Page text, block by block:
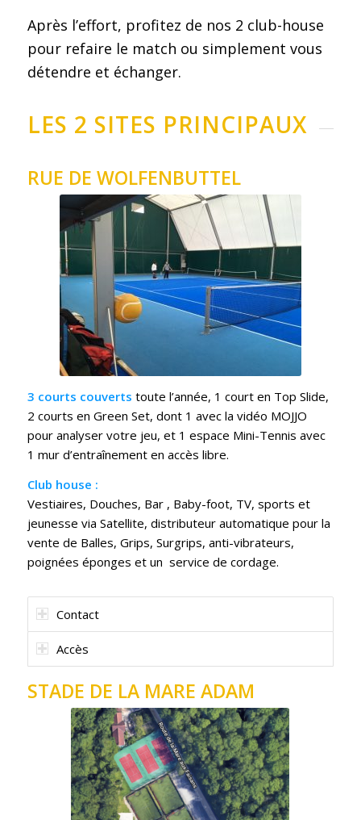
Après l’effort, profitez de nos 2 club-house
pour refaire le match ou simplement vous
détendre et échanger.
LES 2 SITES PRINCIPAUX
RUE DE WOLFENBUTTEL
3 courts couverts toute l’année, 1 court en Top Slide,
2 courts en Green Set, dont 1 avec la vidéo MOJJO
pour analyser votre jeu, et 1 espace Mini-Tennis avec
1 mur d’entraînement en accès libre.
Club house :
Vestiaires, Douches, Bar , Baby-foot, TV, sports et
jeunesse via Satellite, distributeur automatique pour la
vente de Balles, Grips, Surgrips, anti-vibrateurs,
poignées éponges et un service de cordage.
Contact
Accès
STADE DE LA MARE ADAM